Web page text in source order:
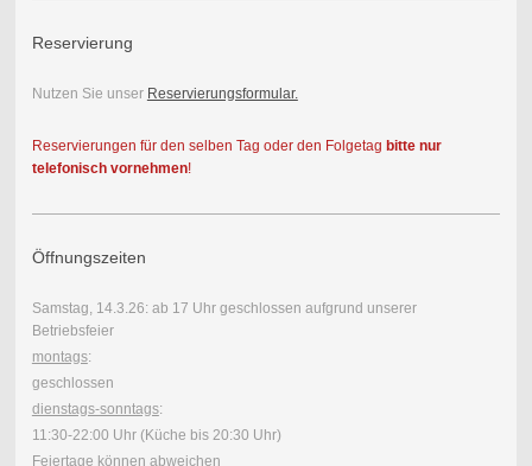
Reservierung
Nutzen Sie unser Reservierungsformular.
Reservierungen für den selben Tag oder den Folgetag bitte nur
telefonisch vornehmen!
Öffnungszeiten
Samstag, 14.3.26: ab 17 Uhr geschlossen aufgrund unserer
Betriebsfeier
montags:
geschlossen
dienstags-sonntags:
11:30-22:00 Uhr (Küche bis 20:30 Uhr)
Feiertage können abweichen